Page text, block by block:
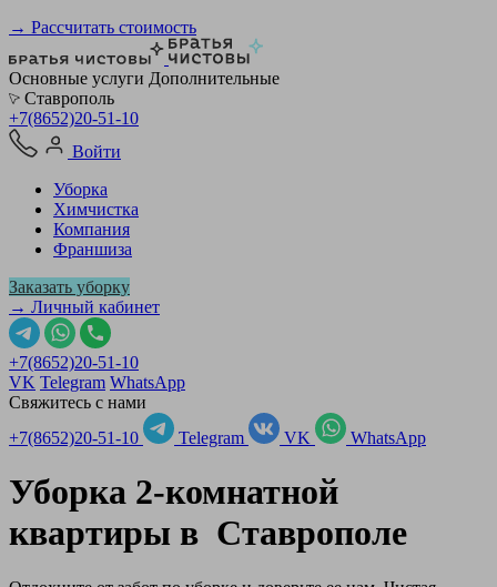
→ Рассчитать стоимость
Основные услуги Дополнительные
Ставрополь
+7(8652)20-51-10
Войти
Уборка
Химчистка
Компания
Франшиза
Заказать уборку
→ Личный кабинет
+7(8652)20-51-10
VK Telegram WhatsApp
Свяжитесь с нами
+7(8652)20-51-10
Telegram VK WhatsApp
Уборка 2-комнатной
квартиры в Ставрополе